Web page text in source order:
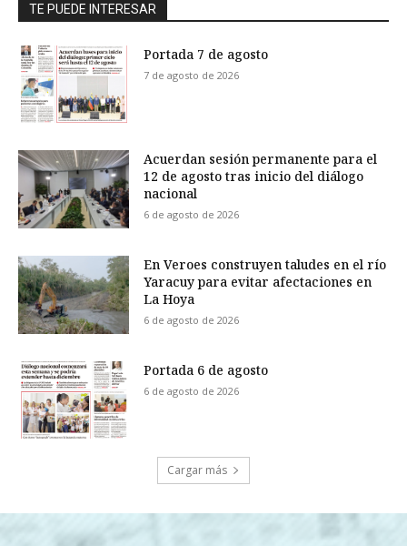
TE PUEDE INTERESAR
Portada 7 de agosto
7 de agosto de 2026
Acuerdan sesión permanente para el
12 de agosto tras inicio del diálogo
nacional
6 de agosto de 2026
En Veroes construyen taludes en el río
Yaracuy para evitar afectaciones en
La Hoya
6 de agosto de 2026
Portada 6 de agosto
6 de agosto de 2026
Cargar más